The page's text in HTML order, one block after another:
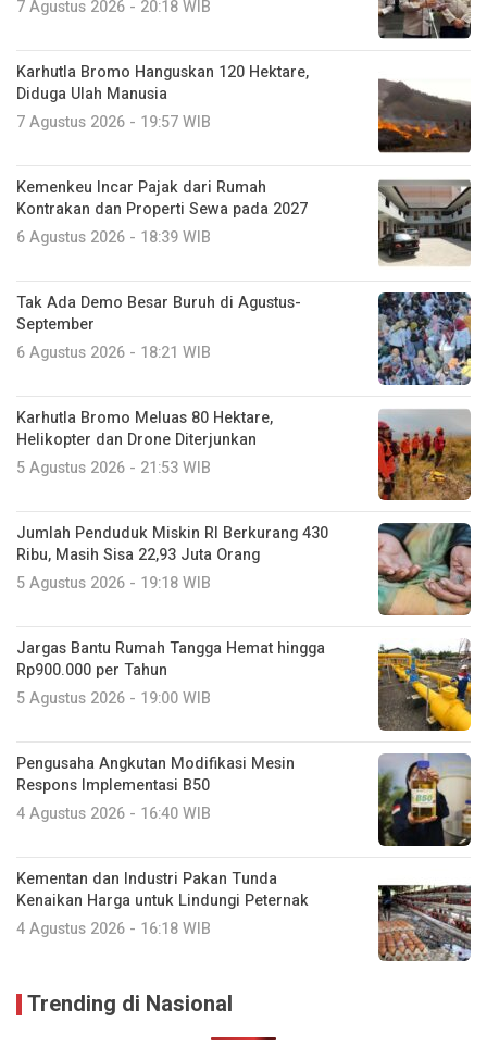
7 Agustus 2026 - 20:18 WIB
Karhutla Bromo Hanguskan 120 Hektare,
Diduga Ulah Manusia
7 Agustus 2026 - 19:57 WIB
Kemenkeu Incar Pajak dari Rumah
Kontrakan dan Properti Sewa pada 2027
6 Agustus 2026 - 18:39 WIB
Tak Ada Demo Besar Buruh di Agustus-
September
6 Agustus 2026 - 18:21 WIB
Karhutla Bromo Meluas 80 Hektare,
Helikopter dan Drone Diterjunkan
5 Agustus 2026 - 21:53 WIB
Jumlah Penduduk Miskin RI Berkurang 430
Ribu, Masih Sisa 22,93 Juta Orang
5 Agustus 2026 - 19:18 WIB
Jargas Bantu Rumah Tangga Hemat hingga
Rp900.000 per Tahun
5 Agustus 2026 - 19:00 WIB
Pengusaha Angkutan Modifikasi Mesin
Respons Implementasi B50
4 Agustus 2026 - 16:40 WIB
Kementan dan Industri Pakan Tunda
Kenaikan Harga untuk Lindungi Peternak
4 Agustus 2026 - 16:18 WIB
Trending di Nasional